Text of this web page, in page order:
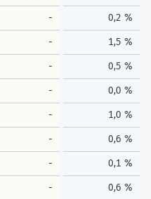
- 0,2 %
- 1,5 %
- 0,5 %
- 0,0 %
- 1,0 %
- 0,6 %
- 0,1 %
- 0,6 %